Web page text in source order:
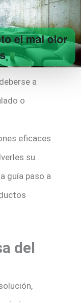
a
o
eficaces
su
guía paso a
del